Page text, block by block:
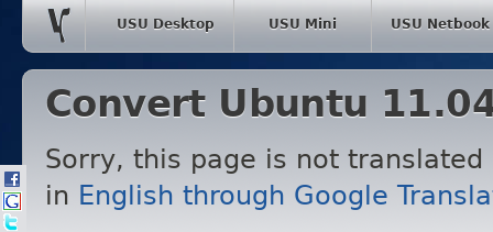
USU Desktop USU Mini USU Netbook
Convert Ubuntu
Sorry, this page is not
in English through Google